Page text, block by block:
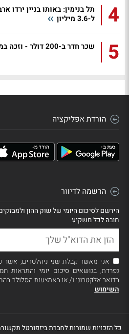
4
ל-3.6 מיליון
5 שכר חדר ב-200 דולר - וזכה במחצית מדירת המנוחה
הורדת אפליקציה
הרשמה לדיוור
הירשם לסיכום היומי של שוק ההון
חובה לכל משקיע
אני מאשר קבלת שני ניוזלטרים,
נפרדת, בנושאים סיכום יומי והתראות
בדואר אלקטרוני ו/ או באמצעות הסלולר
השימוש
כל הזכויות שמורות לחברת ביזפורטל